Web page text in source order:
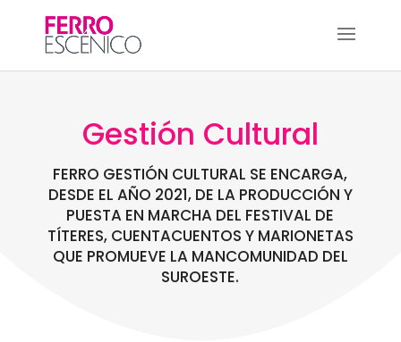
Gestión Cultural
FERRO GESTIÓN CULTURAL SE ENCARGA,
DESDE EL AÑO 2021, DE LA PRODUCCIÓN Y
PUESTA EN MARCHA DEL FESTIVAL DE
TÍTERES, CUENTACUENTOS Y MARIONETAS
QUE PROMUEVE LA MANCOMUNIDAD DEL
SUROESTE.